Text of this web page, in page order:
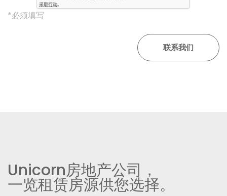
*必须填写
Unicorn房地产公司，
一览租赁房源供您选择。